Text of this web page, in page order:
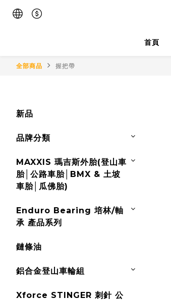
首頁
全部商品 握把帶
新品
品牌分類
MAXXIS 瑪吉斯外胎(登山車
胎│公路車胎│BMX & 土坡
車胎│瓜佛胎)
Enduro Bearing 培林/軸
承 產品系列
鏈條油
鋁合金登山車輪組
Xforce STINGER 刺針 公